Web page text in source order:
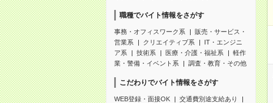
職種でバイト情報をさがす
事務・オフィスワーク系
販売・サービス・
営業系
クリエイティブ系
IT・エンジニ
ア系
技術系 医療・介護・福祉系
軽作
業・警備・イベント系
調査・教育・その他
こだわりでバイト情報をさがす
WEB登録・面接OK
交通費別途支給あり